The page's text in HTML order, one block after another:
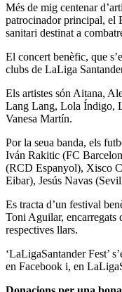
Més de mig centenar
patrocinador principal, el
sanitari destinat a
El concert benèfic, que
clubs de LaLiga
Els artistes són Aitana,
Lang Lang, Lola Índigo,
Vanesa Martín.
Por la seua banda, els
Iván Rakitic (FC
(RCD Espanyol), Xisco
Eibar), Jesús Navas
Es tracta d’un festival
Toni Aguilar, encarregats
respectives llars.
‘LaLigaSantander Fest’
en Facebook i, en